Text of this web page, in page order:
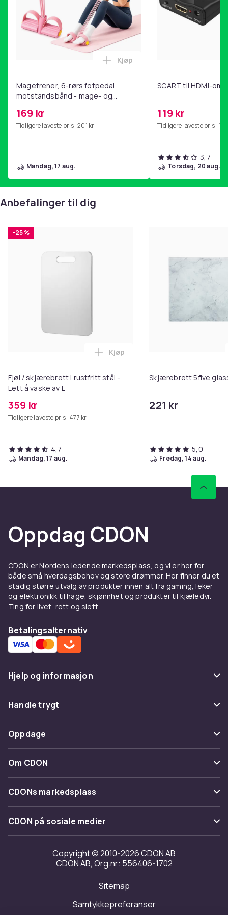
L: 36x25x0,2 cm
XL: 39x28x0,2 cm
Materiale: 304 rustfritt stål
Størrelse
XL
Vekt, gram
1faf4ab4-6329-5331-8fa9-d43b82b0ca97
Produktsikkerhetsinformasjon
Magetrener, 6-rørs fotpedal
motstandsbånd - mage- og
hjemmegymnastikk Pink
169 kr
Tidligere laveste pris: 201 kr
Legg Magetrener, 6-rørs
Kjøp
mandag, 17 aug.
SCART til HDMI-
119 kr
Tidligere laveste pris:
3,7
torsdag, 20 aug.
Anbefalinger til dig
-25 %
Fjøl / skjærebrett i rustfritt stål -
Lett å vaske av L
359 kr
Tidligere laveste pris: 477 kr
Legg Fjøl / skjærebrett i rustfritt
Kjøp
4,7
mandag, 17 aug.
Skjærebrett 5five
221 kr
5,0
fredag, 14 aug.
Oppdag CDON
CDON er Nordens ledende markedsplass, og vi er her for
både små hverdagsbehov og store drømmer. Her finner du et
stadig større utvalg av produkter innen alt fra gaming, leker
og elektronikk til hage, skjønnhet og produkter til kjæledyr.
Ting for livet, rett og slett.
Betalingsalternativ
Hjelp og informasjon
Vanlige spørsmål
Spor pakke
Angre & returner her
Kontakt oss
Handle trygt
Betaling
Levering
Tilbakekallinger
Oppdage
Kategorier
Varemerker
Om CDON
Om oss
Kundeanmeldelser
Jobbe på CDON
Investor relations
Tilgjengelighet
CDONs markedsplass
Merchant Help Center
CDON på sosiale medier
Copyright © 2010-2026 CDON AB
CDON AB, Org.nr: 556406-1702
Sitemap
Samtykkepreferanser